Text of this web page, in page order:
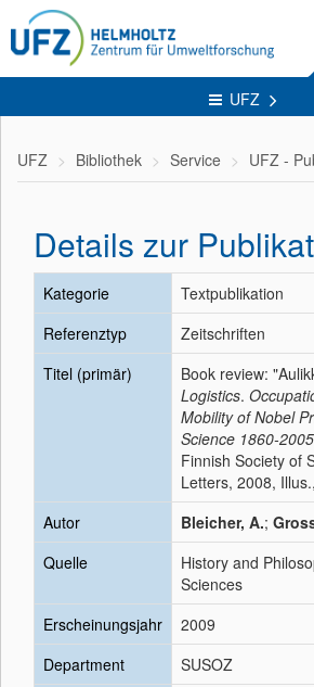
UFZ
UFZ Bibliothek Service UFZ -
Details zur
Kategorie
Textpublikation
Referenztyp
Zeitschriften
Titel (primär)
Book review:
Logistics.
Mobility of Nobel
Science 1860-2005
Finnish Society of
Letters, 2008,
Autor
Bleicher, A.;
Quelle
History and
Sciences
Erscheinungsjahr
2009
Department
SUSOZ